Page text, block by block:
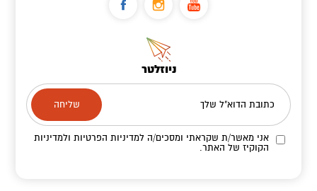
ניוזלטר
כתובת הדוא"ל שלך
אני מאשר/ת שקראתי ומסכים/הלמדיניות הפרטיות ולמדיניות
הקוקיז של האתר.